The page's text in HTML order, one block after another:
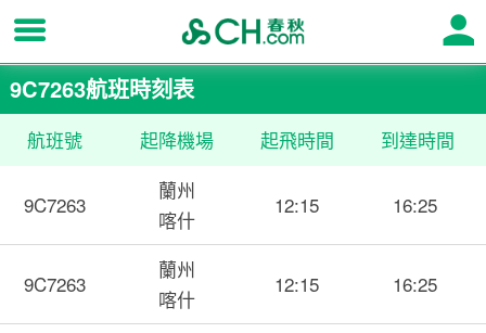
9C7263航班時刻表
航班號 起降機場 起飛時間 到達時間
9C7263
蘭州
喀什
12:15 16:25
9C7263
蘭州
喀什
12:15 16:25